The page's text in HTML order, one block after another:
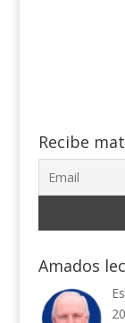
Recibe
Amados